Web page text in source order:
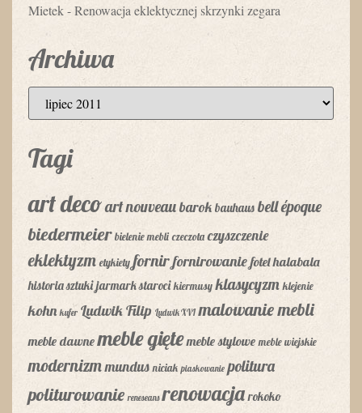
Mietek-Renowacja eklektycznej skrzynki zegara
Archiwa
Tagi
art decoart nouveaubarok bauhaus bell époque
biedermeier bielenie mebli czeczota czyszczenie
eklektyzm etykiety fornirfornirowanie fotel halabala
historia sztuki jarmark staroci kiermusy klasycyzm klejenie
kohn kufer Ludwik Filip Ludwik XVI malowanie mebli
meble dawne meble gięte meble stylowe meble wiejskie
modernizmmundus niciak piaskowanie politura
politurowanie reneseans renowacja rokoko